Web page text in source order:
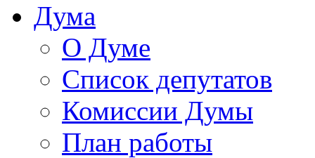
Дума
О Думе
Список депутатов
Комиссии Думы
План работы